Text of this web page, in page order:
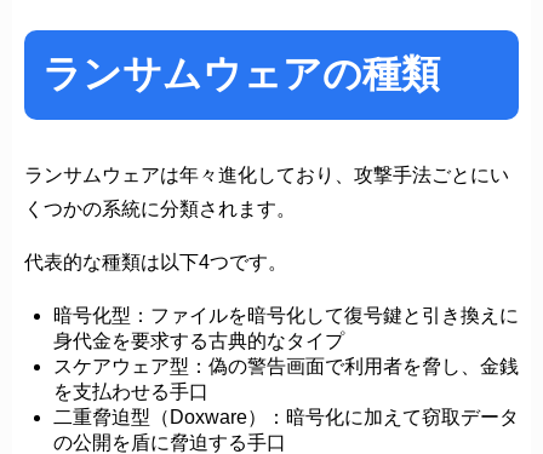
ランサムウェアの種類
ランサムウェアは年々進化しており、攻撃手法ごとにい
くつかの系統に分類されます。
代表的な種類は以下4つです。
暗号化型：ファイルを暗号化して復号鍵と引き換えに
身代金を要求する古典的なタイプ
スケアウェア型：偽の警告画面で利用者を脅し、金銭
を支払わせる手口
二重脅迫型（Doxware）：暗号化に加えて窃取データ
の公開を盾に脅迫する手口